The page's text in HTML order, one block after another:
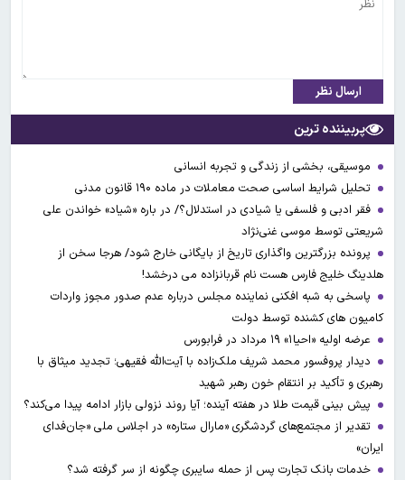
ارسال نظر
پربیننده ترین
موسیقی، بخشی از زندگی و تجربه انسانی
تحلیل شرایط اساسی صحت معاملات در ماده ۱۹۰ قانون مدنی
فقر ادبی و فلسفی یا شیادی در استدلال؟/ در باره «شیاد» خواندن علی
شریعتی توسط موسی غنی‌نژاد
پرونده بزرگترین واگذاری تاریخ از بایگانی خارج شود/ هرجا سخن از
هلدینگ خلیج فارس هست نام قربانزاده می درخشد!
پاسخی به شبه افکنی نماینده مجلس درباره عدم صدور مجوز واردات
کامیون های کشنده توسط دولت
عرضه اولیه «احیا۱» ۱۹ مرداد در فرابورس
دیدار پروفسور محمد شریف ملک‌زاده با آیت‌الله فقیهی؛ تجدید میثاق با
رهبری و تأکید بر انتقام خون رهبر شهید
پیش بینی قیمت طلا در هفته آینده؛ آیا روند نزولی بازار ادامه پیدا می‌کند؟
تقدیر از مجتمع‌های گردشگری «مارال ستاره» در اجلاس ملی «جان‌فدای
ایران»
خدمات بانک تجارت پس از حمله سایبری چگونه از سر گرفته شد؟